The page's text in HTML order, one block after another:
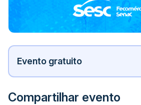
Evento gratuito
Compartilhar evento